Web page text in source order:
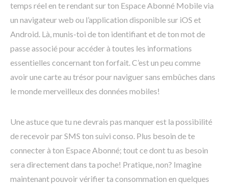
temps réel en te rendant sur ton Espace Abonné Mobile via
un navigateur web ou l’application disponible sur iOS et
Android. Là, munis-toi de ton identifiant et de ton mot de
passe associé pour accéder à toutes les informations
essentielles concernant ton forfait. C’est un peu comme
avoir une carte au trésor pour naviguer sans embûches dans
le monde merveilleux des données mobiles!
Une astuce que tu ne devrais pas manquer est la possibilité
de recevoir par SMS ton suivi conso. Plus besoin de te
connecter à ton Espace Abonné; tout ce dont tu as besoin
sera directement dans ta poche! Pratique, non? Imagine
maintenant pouvoir vérifier ta consommation en quelques